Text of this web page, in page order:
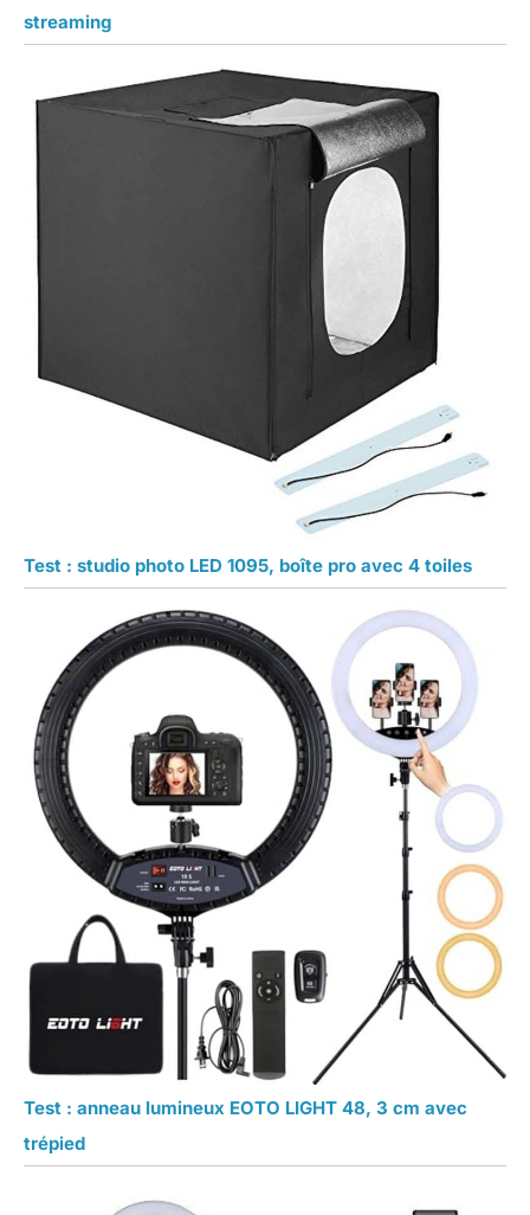
streaming
Test : studio photo LED 1095, boîte pro avec 4 toiles
Test : anneau lumineux EOTO LIGHT 48, 3 cm avec
trépied